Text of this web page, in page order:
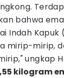
bahwa
Indah Kapuk
mirip-mirip,
ungkap
kilogram